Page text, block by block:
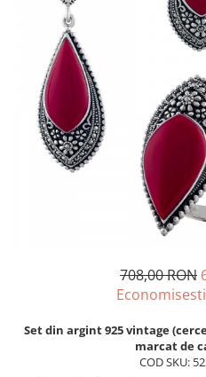
PIERCING
SETURI BIJUTERII
ACE DE CRAVATA
BRATARI PENTRU PICIOR
BUTONI
BUTONI
BRATARA TIP ROZARIU
LANTURI TIP ROZARIU
708,00 RON
Set din argint 925 vintage
marcat de
COD SKU: